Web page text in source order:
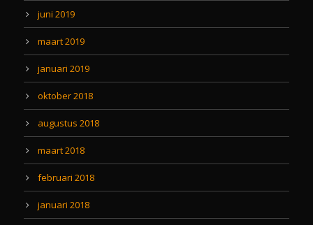
juni 2019
maart 2019
januari 2019
oktober 2018
augustus 2018
maart 2018
februari 2018
januari 2018